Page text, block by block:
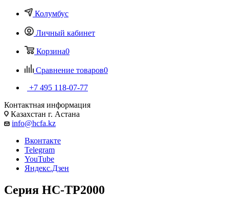
Колумбус
Личный кабинет
Корзина0
Сравнение товаров0
+7 495 118-07-77
Контактная информация
Казахстан г. Астана
info@hcfa.kz
Вконтакте
Telegram
YouTube
Яндекс.Дзен
Серия HC-TP2000